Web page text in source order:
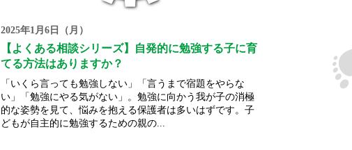
2025年1月6日（月）
【よくある相談シリーズ】自発的に勉強する子に育
てる方法はありますか？
「いくら言っても勉強しない」「言うまで宿題をやらな
い」「勉強にやる気がない」。勉強に向かう我が子の消極
的な姿勢を見て、悩みを抱える保護者は多いはずです。子
どもが自主的に勉強するための親の...